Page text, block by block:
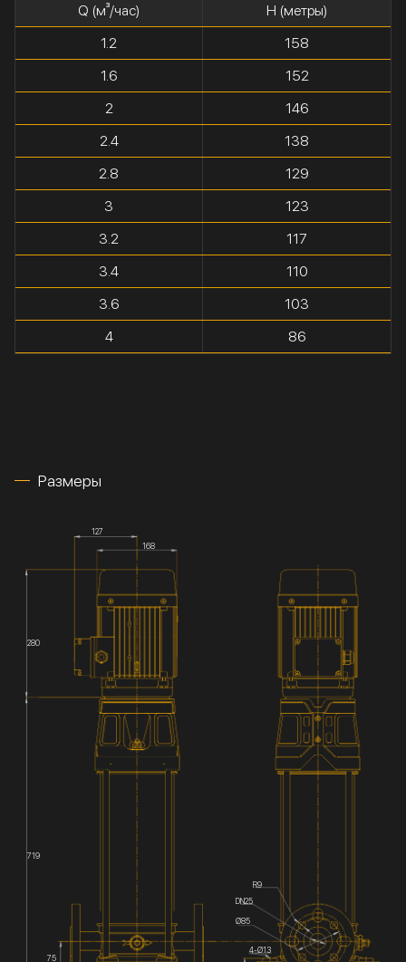
Q (м³/час)
H (метры)
1.2
158
1.6
152
2
146
2.4
138
2.8
129
3
123
3.2
117
3.4
110
3.6
103
4
86
Размеры
DN25
127
168
280
719
75
4-Ø13
Ø85
R9